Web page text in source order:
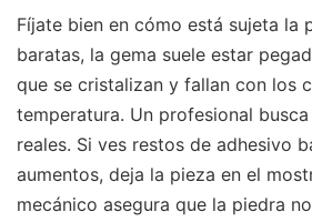
Fíjate bien en cómo está sujeta la
baratas, la gema suele estar
que se cristalizan y fallan con los
temperatura. Un profesional
reales. Si ves restos de adhesivo
aumentos, deja la pieza en el
mecánico asegura que la piedra